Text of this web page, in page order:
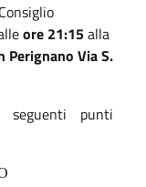
ore 21:15alla
Perignano Via S.
punti